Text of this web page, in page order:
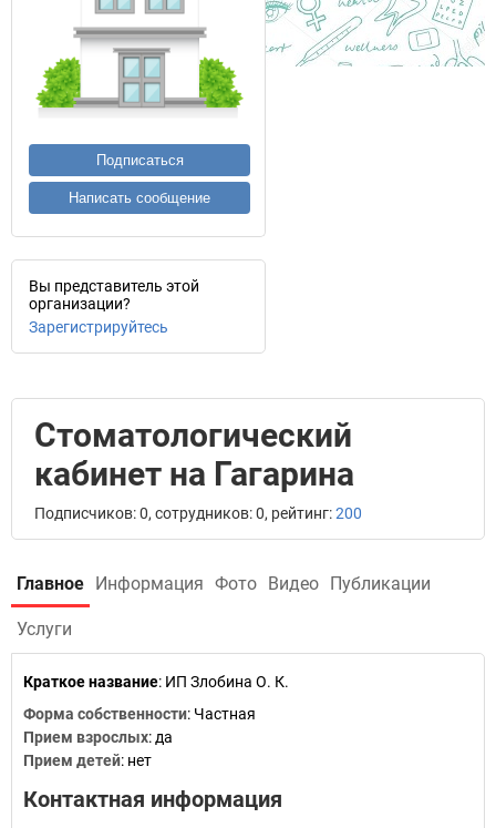
Подписаться
Написать сообщение
Вы представитель этой
организации?
Зарегистрируйтесь
Стоматологический
кабинет на Гагарина
Подписчиков: 0, сотрудников: 0, рейтинг:200
Главное Информация Фото Видео Публикации
Услуги
Краткое название: ИП Злобина О. К.
Форма собственности: Частная
Прием взрослых: да
Прием детей: нет
Контактная информация